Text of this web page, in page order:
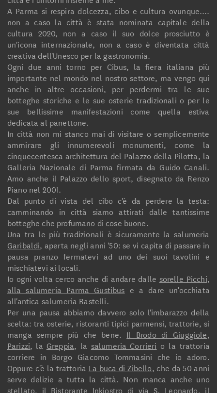
A Parma si respira dolcezza, cibo e cultura ovunque....
non a caso la città è stata nominata capitale della
cultura 2020, non a caso il suo dolce prosciutto è
un'icona internazionale, non a caso è diventata città
creativa dell'Unesco per la gastronomia.
Ogni due anni torno per Cibus, la fiera italiana più
importante nel mondo nel nostro settore, ma vengo qui
anche in altre occasioni, per perdermi tra le sue
botteghe storiche e le sue osterie tradizionali o per le
sue bellissime manifestazioni come quella estiva
dedicata al panettone.
In città non mi stanco mai di visitare o semplicemente
ammirare gli innumerevoli monumenti, come la
cinquecentesca architettura del Palazzo della Pilotta, la
Galleria Nazionale di Parma firmata da Guido Canali.
Amo anche il Palazzo dello sport, disegnato da Renzo
Piano nel 2001.
Dal punto di vista del cibo c'è da perdere la testa:
camminando in città siamo attirati dalle tantissime
botteghe che profumano di cose buone.
Una tra le più tradizionali è sicuramente lasalumeria
Garibaldi, aperta negli anni '50: se vi capita di passare in
pausa pranzo fermatevi ad uno dei suoi tavolini e
mischiatevi ai locali.
Io ogni volta cerco anche di andare dalle sorelle Picchi,
alla salumeria Parma Gustibus e a dare un'occhiata
all'antica salumeria Rastelli.
Per una pausa abbiamo davvero solo l'imbarazzo della
scelta: tra osterie, ristoranti tipici parmensi, trattorie, si
manga sempre più che bene. Il Brodo di Giuggiole,
Parizzi, la Greppia, la salumeria Corrieri o la trattoria
corriere in Borgo Giacomo Tommasini che io adoro.
Oppure c'è la trattoria La buca di Zibello, che da 50 anni
serve delizie a tutta la città. Non manca anche uno
stellato, il Ristorante Inkiostro di via S. Leonardo, il